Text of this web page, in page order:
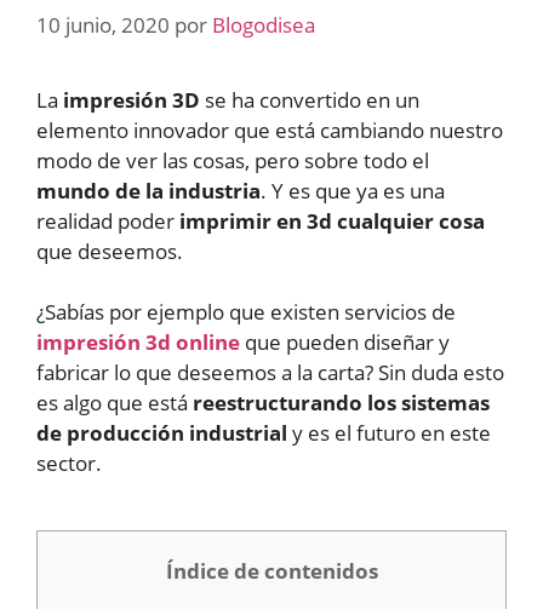
10 junio, 2020 por Blogodisea
La impresión 3D se ha convertido en un
elemento innovador que está cambiando nuestro
modo de ver las cosas, pero sobre todo el
mundo de la industria. Y es que ya es una
realidad poder imprimir en 3d cualquier cosa
que deseemos.
¿Sabías por ejemplo que existen servicios de
impresión 3d online que pueden diseñar y
fabricar lo que deseemos a la carta? Sin duda esto
es algo que está reestructurando los sistemas
de producción industrial y es el futuro en este
sector.
Índice de contenidos